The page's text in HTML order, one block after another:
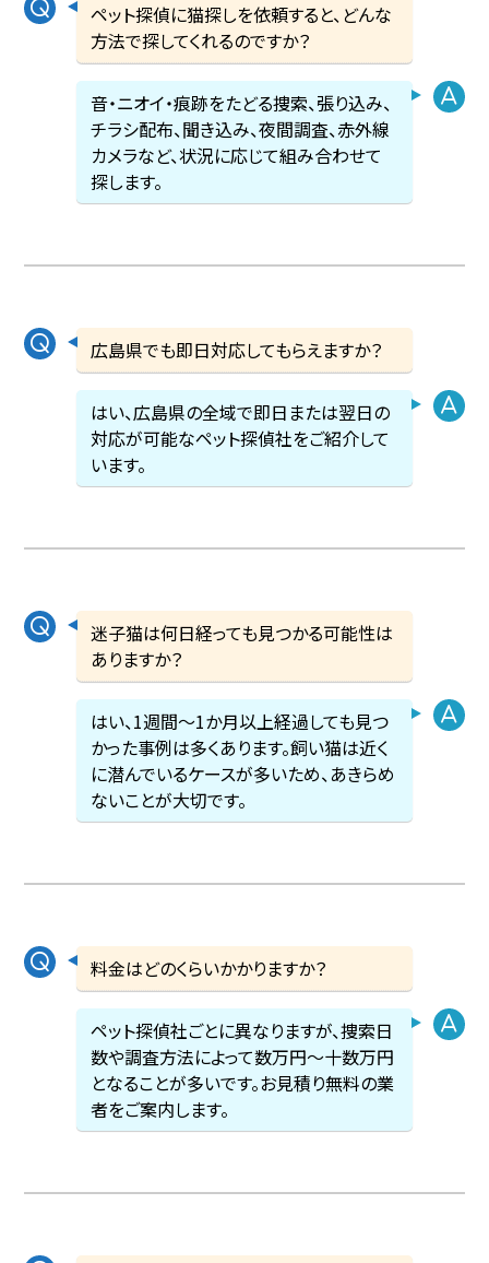
ペット探偵に猫探しを依頼すると、どんな
方法で探してくれるのですか？
音・ニオイ・痕跡をたどる捜索、張り込み、
チラシ配布、聞き込み、夜間調査、赤外線
カメラなど、状況に応じて組み合わせて
探します。
広島県でも即日対応してもらえますか？
はい、広島県の全域で即日または翌日の
対応が可能なペット探偵社をご紹介して
います。
迷子猫は何日経っても見つかる可能性は
ありますか？
はい、1週間〜1か月以上経過しても見つ
かった事例は多くあります。飼い猫は近く
に潜んでいるケースが多いため、あきらめ
ないことが大切です。
料金はどのくらいかかりますか？
ペット探偵社ごとに異なりますが、捜索日
数や調査方法によって数万円〜十数万円
となることが多いです。お見積り無料の業
者をご案内します。